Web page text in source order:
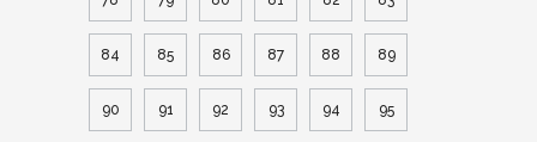
84 85 86 87 88 89
90 91 92 93 94 95